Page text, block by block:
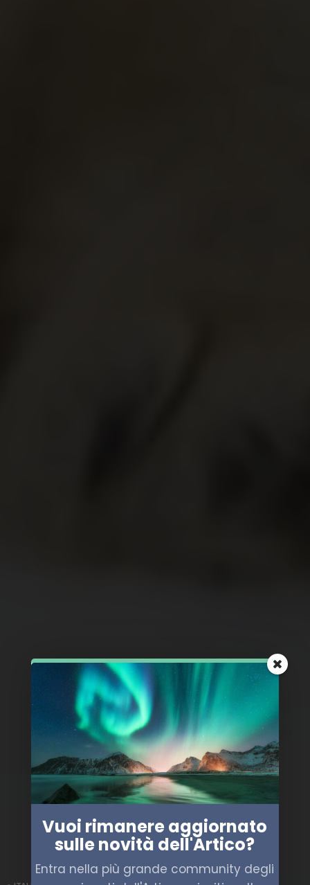
Vuoi rimanere aggiornato
sulle novità dell'Artico?
Entra nella più grande community degli